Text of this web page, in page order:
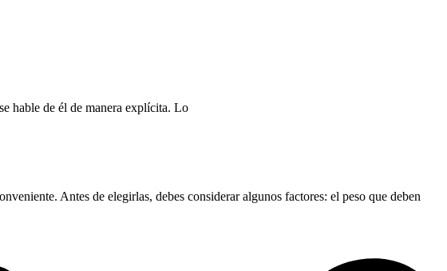
hable de él de manera explícita. Lo
Antes de elegirlas, debes considerar algunos factores: el peso que deben